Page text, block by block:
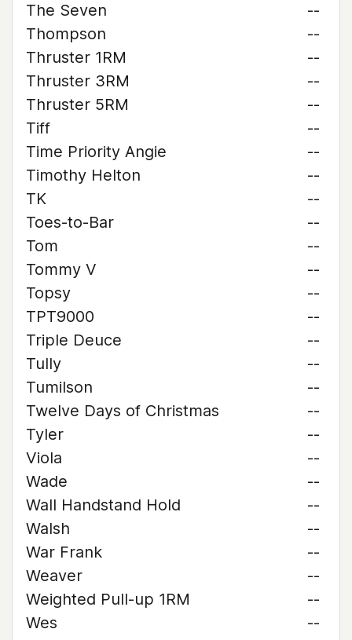
The Seven
--
Thompson
--
Thruster 1RM
--
Thruster 3RM
--
Thruster 5RM
--
Tiff
--
Time Priority Angie
--
Timothy Helton
--
TK
--
Toes-to-Bar
--
Tom
--
Tommy V
--
Topsy
--
TPT9000
--
Triple Deuce
--
Tully
--
Tumilson
--
Twelve Days of Christmas
--
Tyler
--
Viola
--
Wade
--
Wall Handstand Hold
--
Walsh
--
War Frank
--
Weaver
--
Weighted Pull-up 1RM
--
Wes
--